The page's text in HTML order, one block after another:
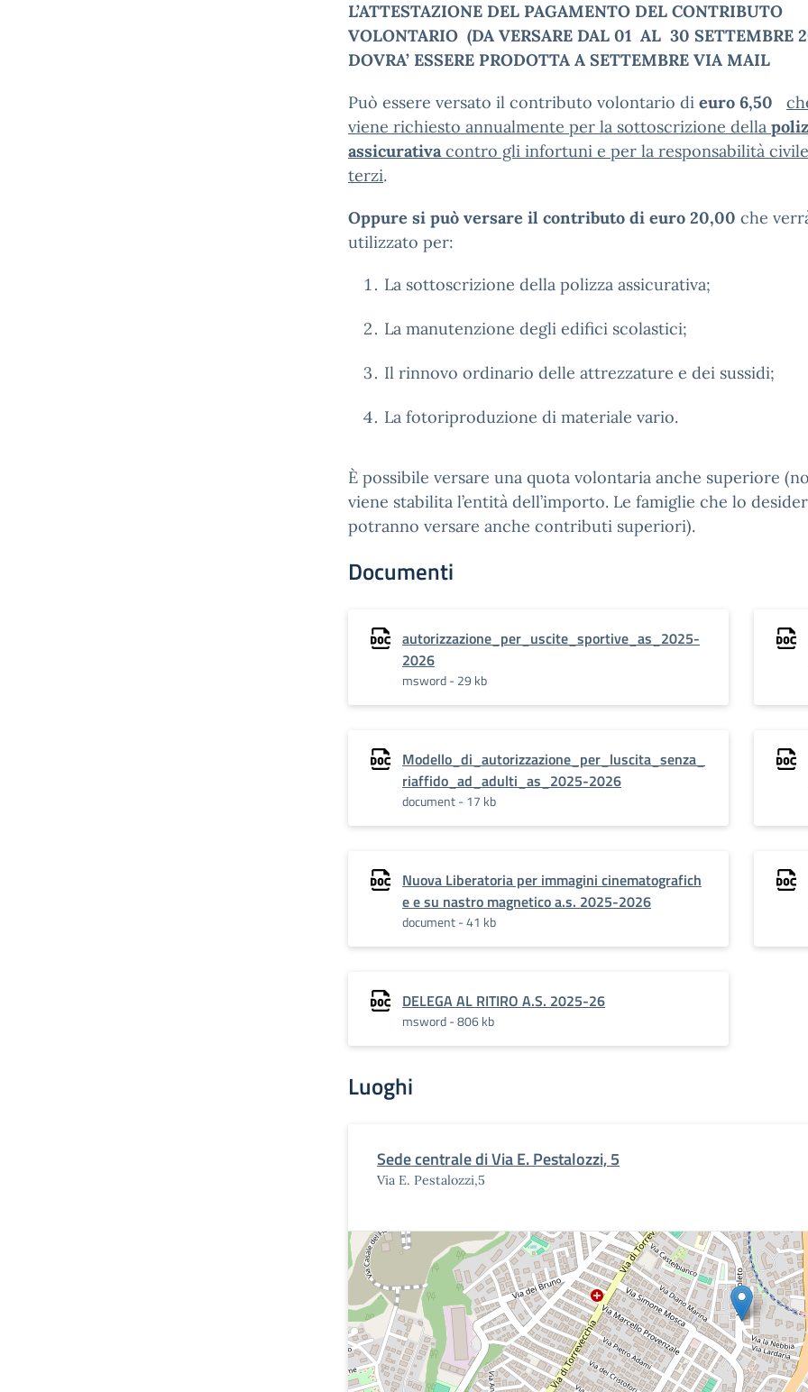
L’ATTESTAZIONE DEL PAGAMENTO DEL CONTRIBUTO
VOLONTARIO (DA VERSARE DAL 01 AL 30 SETTEMBRE
DOVRA’ ESSERE PRODOTTA A SETTEMBRE VIA MAIL
Può essere versato il contributo volontario di euro 6,50
viene richiesto annualmente per la sottoscrizione della
assicurativacontro gli infortuni e per la responsabilità
terzi.
Oppure si può versare il contributo di euro 20,00 che
utilizzato per:
La sottoscrizione della polizza assicurativa;
La manutenzione degli edifici scolastici;
Il rinnovo ordinario delle attrezzature e dei sussidi;
La fotoriproduzione di materiale vario.
È possibile versare una quota volontaria anche superiore
viene stabilita l’entità dell’importo. Le famiglie che lo
potranno versare anche contributi superiori).
Documenti
autorizzazione_per_uscite_sportive_as_2025-
2026
msword - 29 kb
Modello_di_autorizzazione_per_luscita_senza_
riaffido_ad_adulti_as_2025-2026
document - 17 kb
Nuova Liberatoria per immagini cinematografich
e e su nastro magnetico a.s. 2025-2026
document - 41 kb
DELEGA AL RITIRO A.S. 2025-26
msword - 806 kb
Luoghi
Sede centrale di Via E. Pestalozzi, 5
Via E. Pestalozzi,5